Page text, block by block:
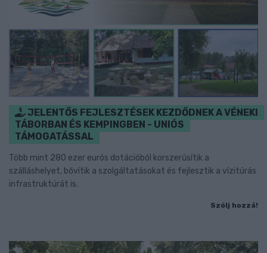
JELENTŐS FEJLESZTÉSEK KEZDŐDNEK A VÉNEKI
TÁBORBAN ÉS KEMPINGBEN - UNIÓS
TÁMOGATÁSSAL
Több mint 280 ezer eurós dotációból korszerűsítik a
szálláshelyet, bővítik a szolgáltatásokat és fejlesztik a vízitúrás
infrastruktúrát is.
Szólj hozzá!